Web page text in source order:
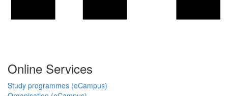
Online Services
Study programmes (eCampus)